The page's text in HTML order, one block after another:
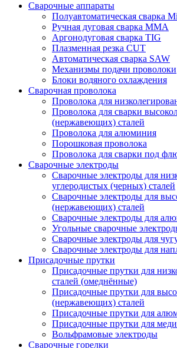
Сварочные аппараты
Полуавтоматическая сварка
Ручная дуговая сварка MMA
Аргонодуговая сварка TIG
Плазменная резка CUT
Автоматическая сварка SAW
Механизмы подачи проволоки
Блоки водяного охлаждения
Сварочная проволока
Проволока для
Проволока для сварки
(нержавеющих) сталей
Проволока для алюминия
Порошковая проволока
Проволока для сварки под
Сварочные электроды
Сварочные электроды для
углеродистых (черных) сталей
Сварочные электроды для
(нержавеющих) сталей
Сварочные электроды для
Угольные сварочные
Сварочные электроды для
Сварочные электроды для
Присадочные прутки
Присадочные прутки для
сталей (омеднённые)
Присадочные прутки для
(нержавеющих) сталей
Присадочные прутки для
Присадочные прутки для
Вольфрамовые электроды
Сварочные горелки